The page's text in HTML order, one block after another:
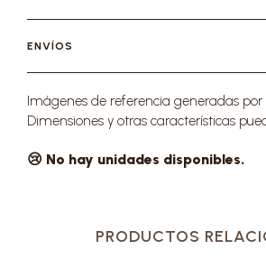
ENVÍOS
Imágenes de referencia generadas por
Dimensiones y otras características
😢 No hay unidades disponibles.
PRODUCTOS